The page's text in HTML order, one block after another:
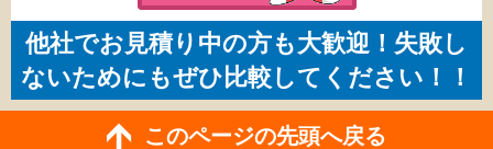
他社でお見積り中の方も大歓迎！失敗し
ないためにもぜひ比較してください！！
このページの先頭へ戻る